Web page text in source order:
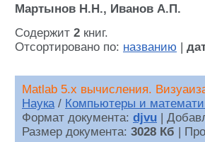
Мартынов Н.Н., Иванов А.П.
Содержит 2 книг.
Отсортировано по: названию
Matlab 5.х вычисления.
Наука/ Компьютеры и
Формат документа: djvu |
Размер документа: 3028 Кб |